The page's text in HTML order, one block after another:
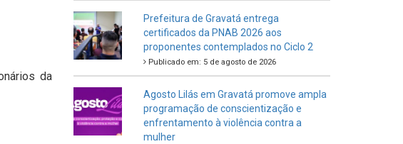
da
Prefeitura de Gravatá entrega
certificados da PNAB 2026 aos
proponentes contemplados no Ciclo 2
Publicado em: 5 de agosto de 2026
Agosto Lilás em Gravatá promove ampla
programação de conscientização e
enfrentamento à violência contra a
mulher